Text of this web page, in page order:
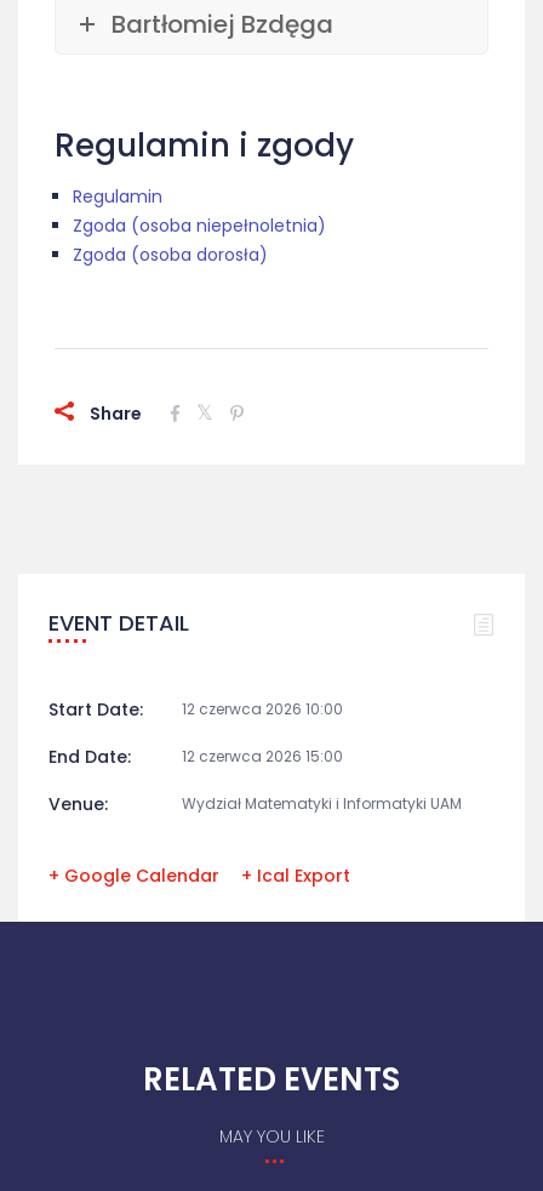
Bartłomiej Bzdęga
Regulamin i zgody
Regulamin
Zgoda (osoba niepełnoletnia)
Zgoda (osoba dorosła)
Share
EVENT DETAIL
Start Date: 12 czerwca 2026 10:00
End Date: 12 czerwca 2026 15:00
Venue: Wydział Matematyki i Informatyki UAM
+ Google Calendar + Ical Export
RELATED EVENTS
MAY YOU LIKE